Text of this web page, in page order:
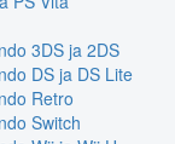
3DS ja 2DS
DS ja DS Lite
Retro
Switch